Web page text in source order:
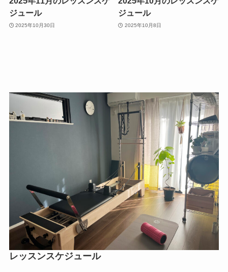
ジュール
2025年10月30日
ジュール
2025年10月8日
レッスンスケジュール